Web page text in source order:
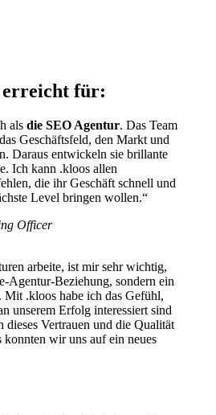
für:
als die SEO Agentur. Das Team
Geschäftsfeld, den Markt und
Daraus entwickeln sie brillante
Ich kann .kloos allen
die ihr Geschäft schnell und
Level bringen wollen.“
Officer
arbeite, ist mir sehr wichtig,
Agentur-Beziehung, sondern ein
Mit .kloos habe ich das Gefühl,
unserem Erfolg interessiert sind
Vertrauen und die Qualität
wir uns auf ein neues